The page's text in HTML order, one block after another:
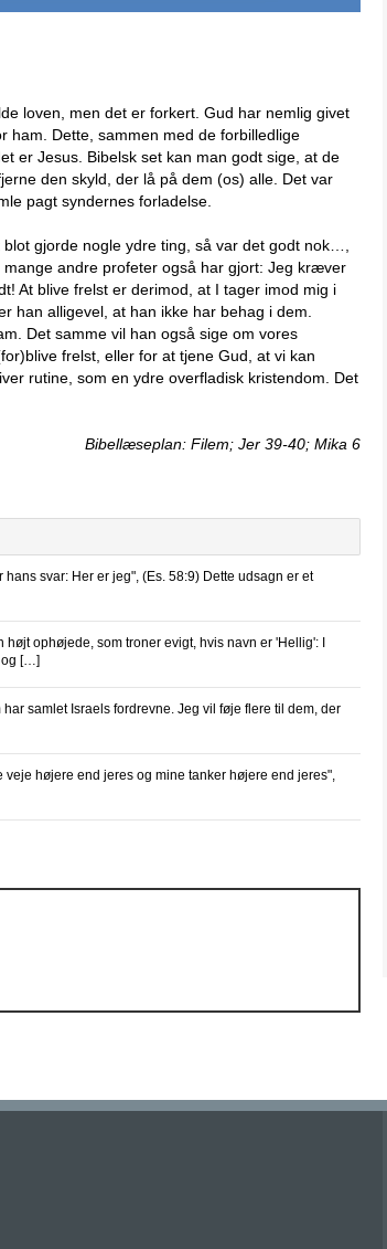
loven, men det er forkert. Gud har nemlig givet
ham. Dette, sammen med de forbilledlige
er Jesus. Bibelsk set kan man godt sige, at de
den skyld, der lå på dem (os) alle. Det var
pagt syndernes forladelse.
gjorde nogle ydre ting, så var det godt nok…,
andre profeter også har gjort: Jeg kræver
At blive frelst er derimod, at I tager imod mig i
han alligevel, at han ikke har behag i dem.
Det samme vil han også sige om vores
frelst, eller for at tjene Gud, at vi kan
rutine, som en ydre overfladisk kristendom. Det
Bibellæseplan: Filem; Jer 39-40; Mika 6
svar: Her er jeg", (Es. 58:9) Dette udsagn er et
højt ophøjede, som troner evigt, hvis navn er 'Hellig': I
og […]
samlet Israels fordrevne. Jeg vil føje flere til dem, der
højere end jeres og mine tanker højere end jeres",